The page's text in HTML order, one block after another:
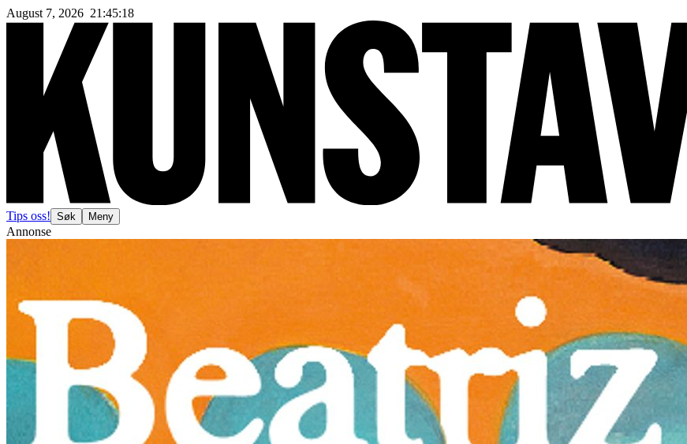
August 7, 2026 21 :45:21
Tips oss! Søk Meny
Annonse